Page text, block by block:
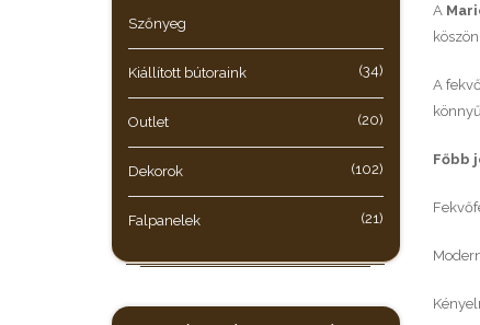
A
A
Főbb
Szőnyeg
Kiállított bútoraink (34)
Outlet (20)
Dekorok (102)
Falpanelek (21)